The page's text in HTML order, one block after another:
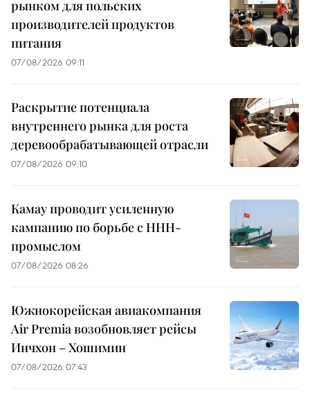
рынком для польских
производителей продуктов
питания
07/08/2026 09:11
Раскрытие потенциала
внутреннего рынка для роста
деревообрабатывающей отрасли
07/08/2026 09:10
Камау проводит усиленную
кампанию по борьбе с ННН-
промыслом
07/08/2026 08:26
Южнокорейская авиакомпания
Air Premia возобновляет рейсы
Инчхон – Хошимин
07/08/2026 07:43